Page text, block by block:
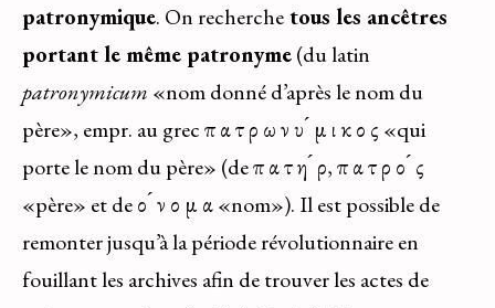
patronymique. On recherche tous les ancêtres
portant le même patronyme(du latin
patronymicum «nom donné d’après le nom du
père», empr. au grec π α τ ρ ω ν υ ́ μ ι κ ο ς «qui
porte le nom du père» (de π α τ η ́ ρ, π α τ ρ ο ́ ς
«père» et de ο ́ ν ο μ α «nom»). Il est possible de
remonter jusqu’à la période révolutionnaire en
fouillant les archives afin de trouver les actes de